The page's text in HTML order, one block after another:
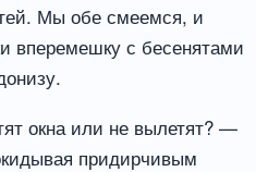
Мы обе смеемся, и
вперемешку с бесенятами
окна или не вылетят? —
придирчивым